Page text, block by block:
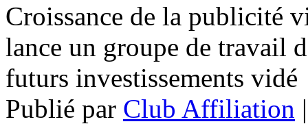
Croissance de la publicité
lance un groupe de travail
futurs investissements vidé
Publié par Club Affiliation